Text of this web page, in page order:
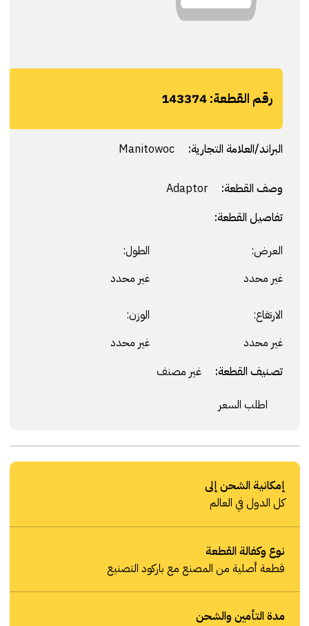
رقم القطعة:143374
البراند/العلامة التجارية: Manitowoc
وصف القطعة:
Adaptor
تفاصيل القطعة:
العرض:
غير محدد
الطول:
غير محدد
الارتفاع:
غير محدد
الوزن:
غير محدد
تصنيف القطعة: غير مصنف
اطلب السعر
إمكانية الشحن إلى
كل الدول في العالم
نوع وكفالة القطعة
قطعة أصلية من المصنع مع باركود التصنيع
مدة التأمين والشحن